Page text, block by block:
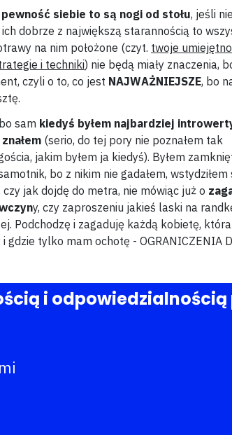
pewność siebie to są nogi od stołu, jeśli
ich dobrze z największą starannością to
na nim położone (czyt. twoje
i techniki) nie będą miały znaczenia,
czyli o to, co jest NAJWAŻNIEJSZE, bo
sam kiedyś byłem najbardziej
(serio, do tej pory nie poznałem tak
jakim byłem ja kiedyś). Byłem
bo z nikim nie gadałem, wstydziłem
jak dojdę do metra, nie mówiąc już o
y, czy zaproszeniu jakieś laski na
Podchodzę i zagaduję każdą kobietę,
gdzie tylko mam ochotę - OGRANICZENIA
i